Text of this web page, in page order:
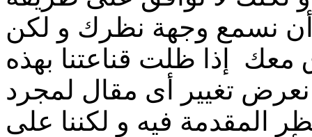
أن نسمع وجهة نظرك و لكن
معك إذا ظلت قناعتنا بهذه
نعرض تغيير أى مقال لمجرد
المقدمة فيه و لكننا على